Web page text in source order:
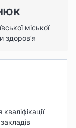
міської
здоров’я